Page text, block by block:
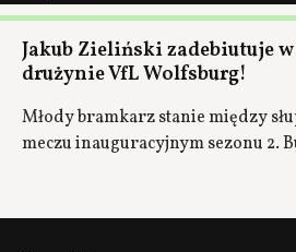
Jakub Zieliński zadebiutuje
drużynie VfL Wolfsburg!
Młody bramkarz stanie między
meczu inauguracyjnym sezonu 2.